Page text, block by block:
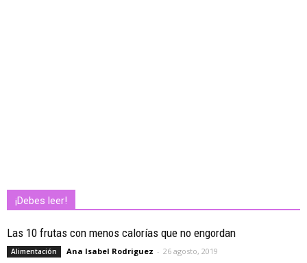
¡Debes leer!
Las 10 frutas con menos calorías que no engordan
Alimentación Ana Isabel Rodriguez - 26 agosto, 2019